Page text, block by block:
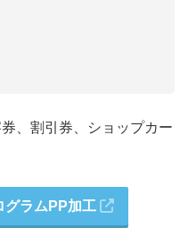
、割引券、ショップカー
グラムPP加工